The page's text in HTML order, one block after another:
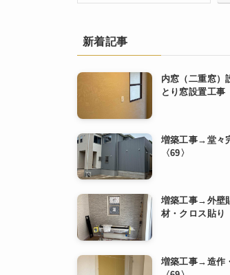
新着記事
内窓（二重窓）
とり窓設置工事
増築工事→堂々
〈69〉
増築工事→外壁
材・クロス貼り
増築工事→造作